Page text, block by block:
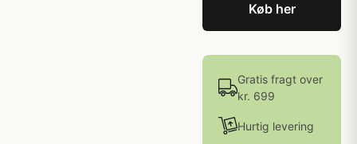
Køb her
Gratis fragt over
kr. 699
Hurtig levering